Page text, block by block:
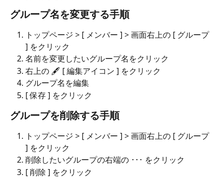
グループ名を変更する手順
トップページ > [ メンバー ] > 画面右上の [ グループ
] をクリック
名前を変更したいグループ名をクリック
右上の 🖋 [ 編集アイコン ] をクリック
グループ名を編集
[ 保存 ] をクリック
グループを削除する手順
トップページ > [ メンバー ] > 画面右上の [ グループ
] をクリック
削除したいグループの右端の ･･･ をクリック
[ 削除 ] をクリック